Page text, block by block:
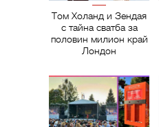
Том Холанд и Зендая
с тайна сватба за
половин милион край
Лондон